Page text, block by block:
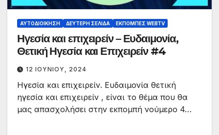
ΑΥΤΟΔΙΟΊΚΗΣΗ ΔΕΎΤΕΡΗ ΣΕΛΊΔΑ ΕΚΠΟΜΠΈΣ WEBTV
Ηγεσία και επιχειρείν – Ευδαιμονία,
Θετική Ηγεσία και Επιχειρείν #4
12 ΙΟΥΝΊΟΥ, 2024
Ηγεσία και επιχειρείν. Ευδαιμονία θετική
ηγεσία και επιχειρείν , είναι το θέμα που θα
μας απασχολήσει στην εκπομπή νούμερο 4…